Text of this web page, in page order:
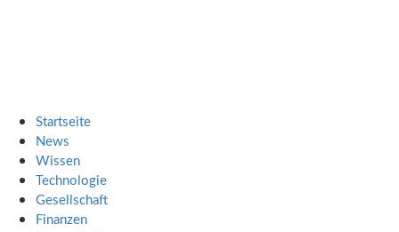
Startseite
News
Wissen
Technologie
Gesellschaft
Finanzen